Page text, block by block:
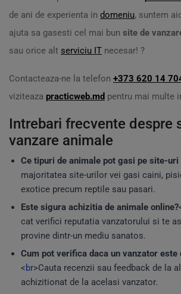
de ani de experienta in domeniu, suntem
ajuta sa gasesti cel mai bun site de
sau orice alt serviciu IT necesar! ?️
Contacteaza-ne la telefon +373 620 14
viziteaza practicweb.md pentru mai multe
Intrebari frecvente despre
vanzare animale
Ce tipuri de animale pot gasi pe site-uri
majoritatea site-urilor vei gasi caini,
exotice precum reptile sau pasari.
Este sigura achizitia de animale online?
cat verifici reputatia vanzatorului si te
provine dintr-un mediu sanatos.
Cum pot verifica daca un vanzator este
<br>Cauta recenzii sau feedback de la
achizitionat de la acelasi vanzator.